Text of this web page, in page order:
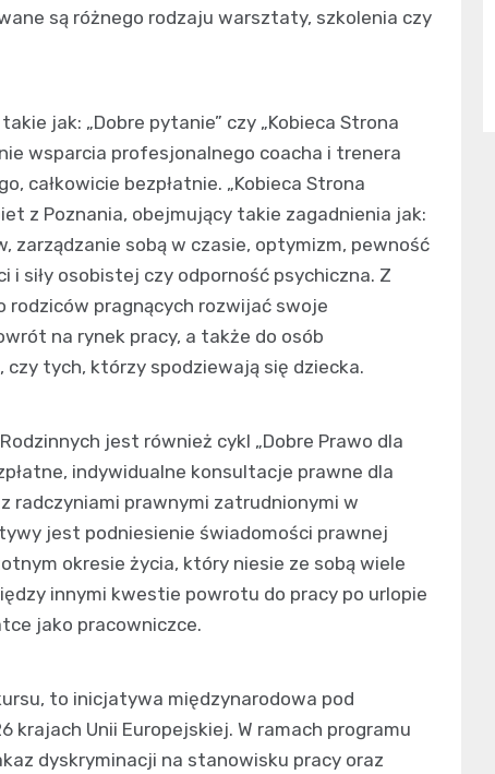
są różnego rodzaju warsztaty, szkolenia czy
jak: „Dobre pytanie” czy „Kobieca Strona
wsparcia profesjonalnego coacha i trenera
całkowicie bezpłatnie. „Kobieca Strona
z Poznania, obejmujący takie zagadnienia jak:
sobą w czasie, optymizm, pewność
i siły osobistej czy odporność psychiczna. Z
rodziców pragnących rozwijać swoje
na rynek pracy, a także do osób
tych, którzy spodziewają się dziecka.
jest również cykl „Dobre Prawo dla
indywidualne konsultacje prawne dla
radczyniami prawnymi zatrudnionymi w
jest podniesienie świadomości prawnej
okresie życia, który niesie ze sobą wiele
innymi kwestie powrotu do pracy po urlopie
jako pracowniczce.
to inicjatywa międzynarodowa pod
Unii Europejskiej. W ramach programu
dyskryminacji na stanowisku pracy oraz